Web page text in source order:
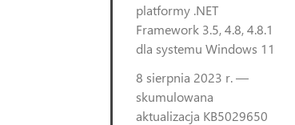
platformy .NET
Framework 3.5, 4.8, 4.8.1
dla systemu Windows 11
8 sierpnia 2023 r. —
skumulowana
aktualizacja KB5029650